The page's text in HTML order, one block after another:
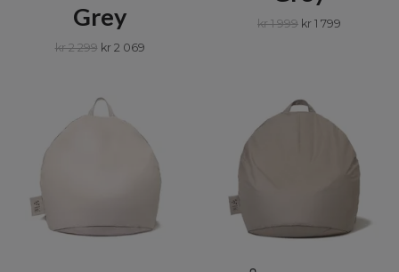
Grey
kr 2 299 kr 2 069
kr 1 999 kr 1 799